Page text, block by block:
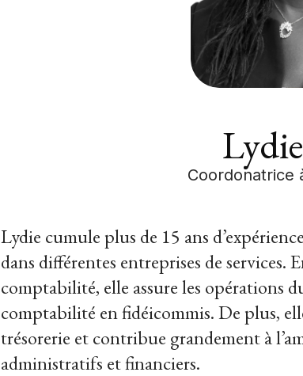
Coordonatrice
Lydie cumule plus de 15 ans
dans différentes entreprises de
comptabilité, elle assure les opérations
comptabilité en fidéicommis. De plus,
trésorerie et contribue grandement à
administratifs et financiers.